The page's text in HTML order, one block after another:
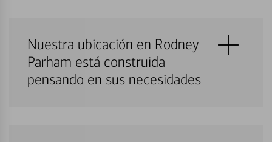
Nuestra ubicación en Rodney
Parham está construida
pensando en sus necesidades